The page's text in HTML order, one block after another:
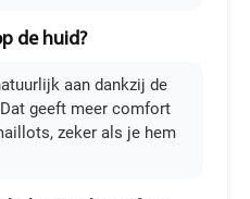
de huid?
aan dankzij de
geeft meer comfort
zeker als je hem